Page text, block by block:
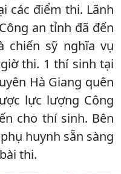
các điểm thi. Lãnh
an tỉnh đã đến
chiến sỹ nghĩa vụ
thi. 1 thí sinh tại
Hà Giang quên
lực lượng Công
cho thí sinh. Bên
huynh sẵn sàng
thi.